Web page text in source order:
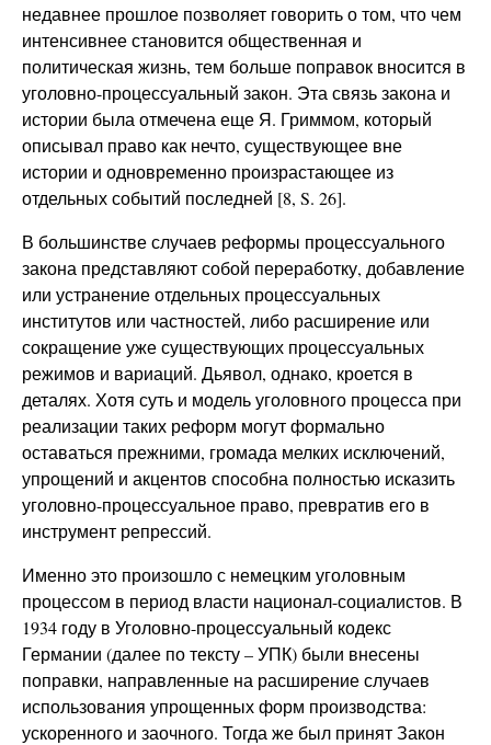
недавнее прошлое позволяет говорить о том, что чем
интенсивнее становится общественная и
политическая жизнь, тем больше поправок вносится в
уголовно-процессуальный закон. Эта связь закона и
истории была отмечена еще Я. Гриммом, который
описывал право как нечто, существующее вне
истории и одновременно произрастающее из
отдельных событий последней [8, S. 26].
В большинстве случаев реформы процессуального
закона представляют собой переработку, добавление
или устранение отдельных процессуальных
институтов или частностей, либо расширение или
сокращение уже существующих процессуальных
режимов и вариаций. Дьявол, однако, кроется в
деталях. Хотя суть и модель уголовного процесса при
реализации таких реформ могут формально
оставаться прежними, громада мелких исключений,
упрощений и акцентов способна полностью исказить
уголовно-процессуальное право, превратив его в
инструмент репрессий.
Именно это произошло с немецким уголовным
процессом в период власти национал-социалистов. В
1934 году в Уголовно-процессуальный кодекс
Германии (далее по тексту – УПК) были внесены
поправки, направленные на расширение случаев
использования упрощенных форм производства:
ускоренного и заочного. Тогда же был принят Закон